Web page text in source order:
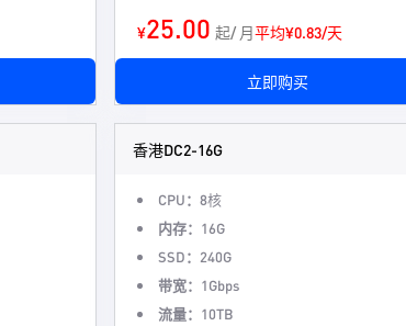
¥25.00 起/ 月平均¥0.83/天
立即购买
香港DC2-16G
CPU：8核
内存： 16G
SSD： 240G
带宽： 1Gbps
流量： 10TB